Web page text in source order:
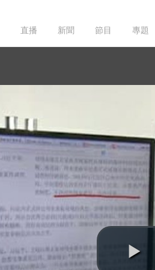
直播 新聞 節目 專題